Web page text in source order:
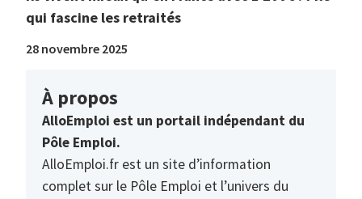
qui fascine les retraités
28 novembre 2025
À propos
AlloEmploi est un portail indépendant du
Pôle Emploi.
AlloEmploi.fr est un site d’information
complet sur le Pôle Emploi et l’univers du